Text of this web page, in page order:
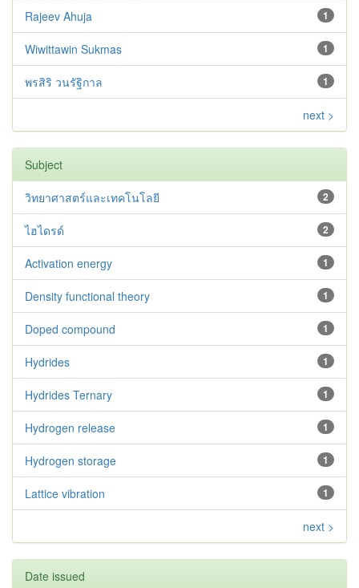
1
Rajeev Ahuja
1
Wiwittawin Sukmas
1
พรสิริ วนรัฐิกาล
next >
Subject
2
วิทยาศาสตร์และเทคโนโลยี
2
ไฮไดรด์
1
Activation energy
1
Density functional theory
1
Doped compound
1
Hydrides
1
Hydrides Ternary
1
Hydrogen release
1
Hydrogen storage
1
Lattice vibration
next >
Date issued